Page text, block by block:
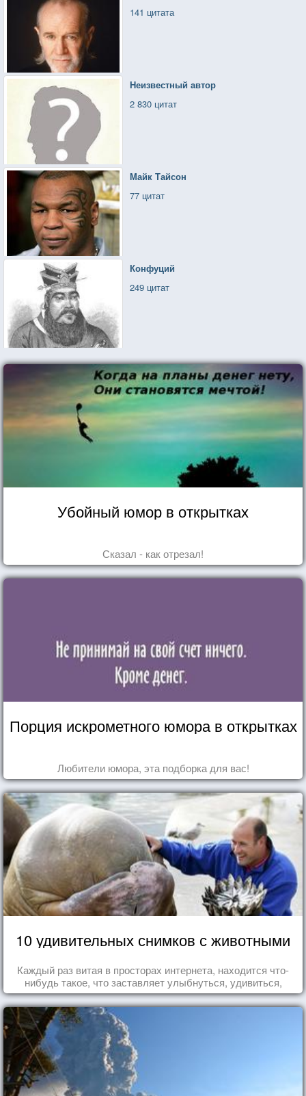
141 цитата
Неизвестный автор
2 830 цитат
Майк Тайсон
77 цитат
Конфуций
249 цитат
Убойный юмор в открытках
Сказал - как отрезал!
Порция искрометного юмора в открытках
Любители юмора, эта подборка для вас!
10 удивительных снимков с животными
Каждый раз витая в просторах интернета, находится что-
нибудь такое, что заставляет улыбнуться, удивиться,
восхититься...